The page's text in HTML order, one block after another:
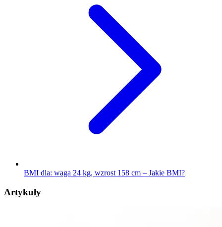
BMI dla: waga 24 kg, wzrost 158 cm – Jakie BMI?
Artykuły